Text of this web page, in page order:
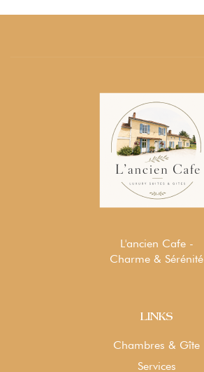
L'ancien Cafe -
Charme & Sérénité
LINKS
Chambres & Gîte
Services